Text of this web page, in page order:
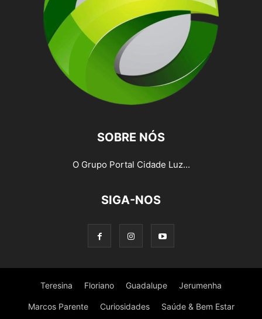
SOBRE NÓS
O Grupo Portal Cidade Luz...
SIGA-NOS
Teresina Floriano Guadalupe Jerumenha
Marcos Parente Curiosidades Saúde & Bem Estar